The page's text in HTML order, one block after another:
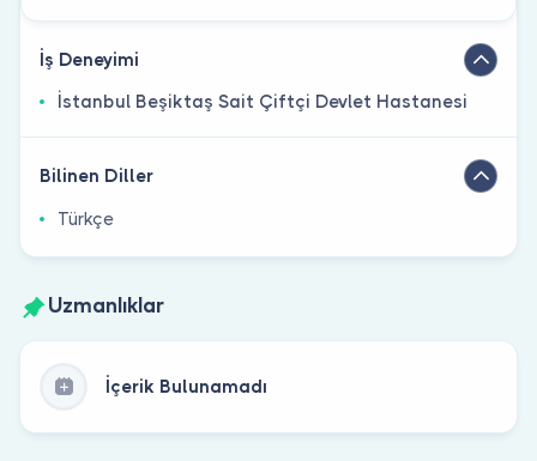
İş Deneyimi
İstanbul Beşiktaş Sait Çiftçi Devlet Hastanesi
Bilinen Diller
Türkçe
Uzmanlıklar
İçerik Bulunamadı